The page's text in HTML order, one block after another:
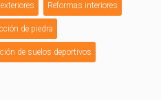
Reformas interiores
de piedra
de suelos deportivos